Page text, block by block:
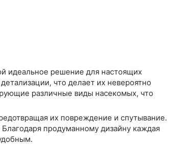
идеальное решение для настоящих
что делает их невероятно
различные виды насекомых, что
их повреждение и спутывание.
продуманному дизайну каждая